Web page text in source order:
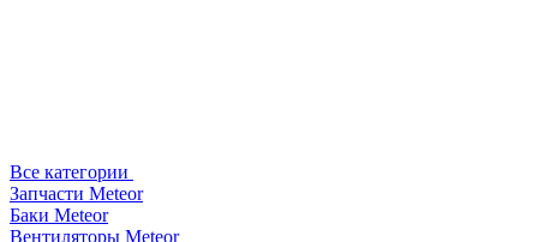
Все категории
Запчасти Meteor
Баки Meteor
Вентиляторы Meteor